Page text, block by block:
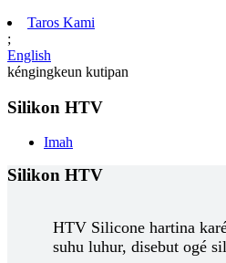
Taros Kami
;
English
kéngingkeun kutipan
Silikon HTV
Imah
Silikon HTV
HTV Silicone hartina
suhu luhur, disebut ogé